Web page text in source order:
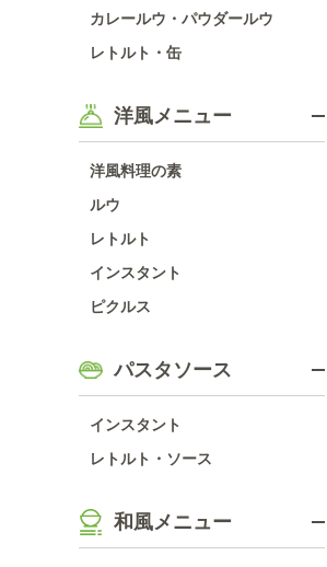
カレールウ・パウダールウ
レトルト・缶
洋風メニュー
洋風料理の素
ルウ
レトルト
インスタント
ピクルス
パスタソース
インスタント
レトルト・ソース
和風メニュー